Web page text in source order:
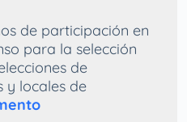
de participación en
para la selección
de
y locales de